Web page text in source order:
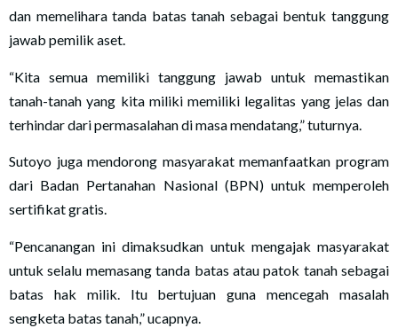
dan memelihara tanda batas tanah sebagai bentuk tanggung
jawab pemilik aset.
“Kita semua memiliki tanggung jawab untuk memastikan
tanah-tanah yang kita miliki memiliki legalitas yang jelas dan
terhindar dari permasalahan di masa mendatang,” tuturnya.
Sutoyo juga mendorong masyarakat memanfaatkan program
dari Badan Pertanahan Nasional (BPN) untuk memperoleh
sertifikat gratis.
“Pencanangan ini dimaksudkan untuk mengajak masyarakat
untuk selalu memasang tanda batas atau patok tanah sebagai
batas hak milik. Itu bertujuan guna mencegah masalah
sengketa batas tanah,” ucapnya.